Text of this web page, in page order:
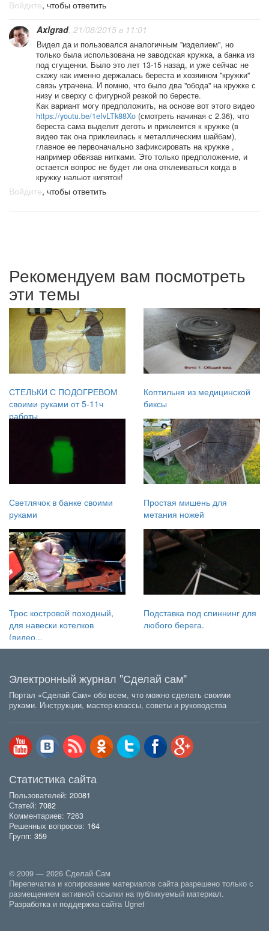
Войдите, чтобы ответить
Axlgrad, 21/08/2015 в 11:01
Видел да и пользовался аналогичным "изделием", но
только была использована не заводская кружка, а банка из
под сгущенки. Было это лет 13-15 назад, и уже сейчас не
скажу как именно держалась береста и хозяином "кружки"
связь утрачена. И помню, что было два "обода" на кружке с
низу и сверху с фигурной резкой по бересте.
Как вариант могу предположить, на основе вот этого видео
https://youtu.be/1eIvLTk88Xo (смотреть начиная с 2.36), что
береста сама выделит деготь и приклеится к кружке (в
видео так она приклеилась к металлическим шайбам),
главное ее первоначально зафиксировать на кружке ,
например обвязав нитками. Это только предположение, и
остается вопрос не будет ли она отклеиваться когда в
кружку нальют кипяток!
Войдите, чтобы ответить
Рекомендуем вам посмотреть
эти темы
СТЕЛЬКИ С ПОДОГРЕВОМ
своими руками от 5-11ч
работы
Коптильня из медицинской
биксы
Светлячок в банке своими
руками
Простая мишень для
метания ножей
Трос костровой походный,
для навески котелков
(видео...
Подставка под спиннинг для
любого берега.
Электронный журнал "Сделай сам"
Портал «Сделай Сам» обо всем, что можно сделать своими
руками. Инструкции, мастер-классы, советы и руководства
Статистика сайта
Пользователей: 20081
Статей: 7082
Комментариев: 7263
Решенных вопросов: 164
Групп: 359
© 2009 — 2026 Сделай Сам
Перепечатка и копирование материалов сайта разрешено только с
размещением активной ссылки на публикуемый материал.
Разработка и поддержка сайта Ugnet